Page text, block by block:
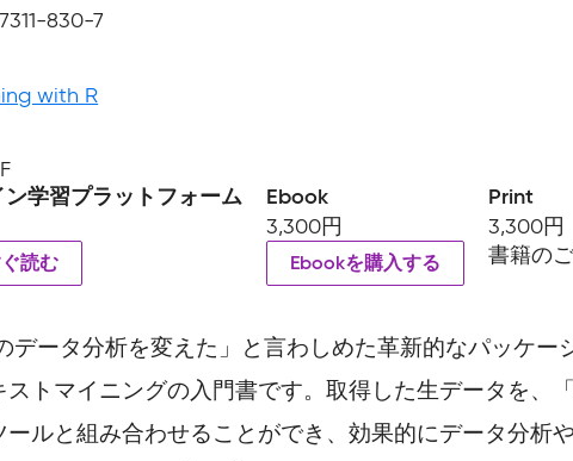
830-7
with R
ン学習プラットフォーム
読む
Ebook
3,300円
Ebookを購入する
Print
3,300円
書籍の
データ分析を変えた」と言わしめた革新的なパッケ
トマイニングの入門書です。取得した生データを、
ルと組み合わせることができ、効果的にデータ分析